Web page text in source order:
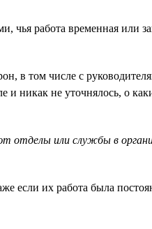
работа временная или
в том числе с
и никак не уточнялось, о
отделы или службы в
если их работа была